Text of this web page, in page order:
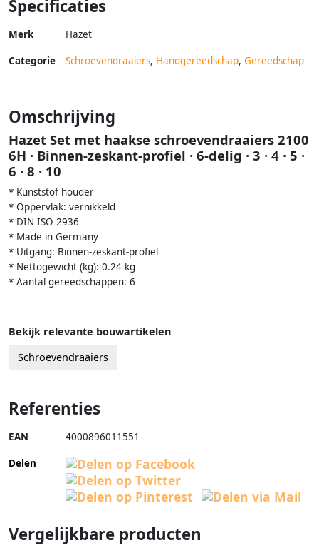
Specificaties
Merk Hazet
Categorie Schroevendraaiers, Handgereedschap, Gereedschap
Omschrijving
Hazet Set met haakse schroevendraaiers 2100
6H · Binnen-zeskant-profiel · 6-delig · 3 · 4 · 5 ·
6 · 8 · 10
* Kunststof houder
* Oppervlak: vernikkeld
* DIN ISO 2936
* Made in Germany
* Uitgang: Binnen-zeskant-profiel
* Nettogewicht (kg): 0.24 kg
* Aantal gereedschappen: 6
Bekijk relevante bouwartikelen
Schroevendraaiers
Referenties
EAN 4000896011551
Delen
Vergelijkbare producten